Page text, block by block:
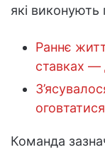
які виконують
Раннє
ставках —
Команда